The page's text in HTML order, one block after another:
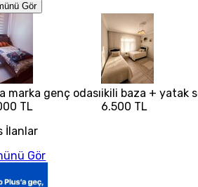
Gör
marka genç odası
TL
ikili baza + yatak
6.500 TL
İlanlar
Gör